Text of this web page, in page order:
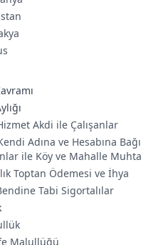
Akdi ile Çalışanlar
Adına ve Hesabına
ile Köy ve Mahalle
Toptan Ödemesi ve İhya
Tabi Sigortalılar
Malullüğü